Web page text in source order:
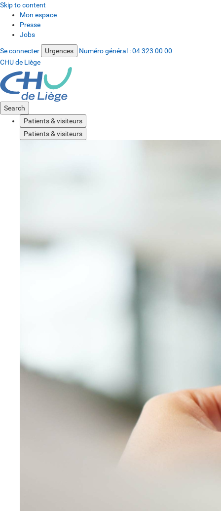
Skip to content
Mon espace
Presse
Jobs
Se connecter Urgences Numéro général :04 323 00 00
CHU de Liège
Search
Patients & visiteurs
Patients & visiteurs